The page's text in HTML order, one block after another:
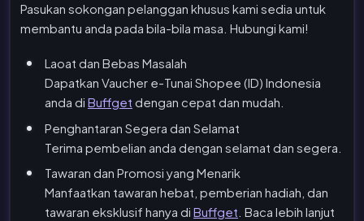
Pasukan sokongan pelanggan khusus kami sedia untuk
membantu anda pada bila-bila masa. Hubungi kami!
Laoat dan Bebas Masalah
Dapatkan Vaucher e-Tunai Shopee (ID) Indonesia
anda di Buffget dengan cepat dan mudah.
Penghantaran Segera dan Selamat
Terima pembelian anda dengan selamat dan segera.
Tawaran dan Promosi yang Menarik
Manfaatkan tawaran hebat, pemberian hadiah, dan
tawaran eksklusif hanya di Buffget . Baca lebih lanjut